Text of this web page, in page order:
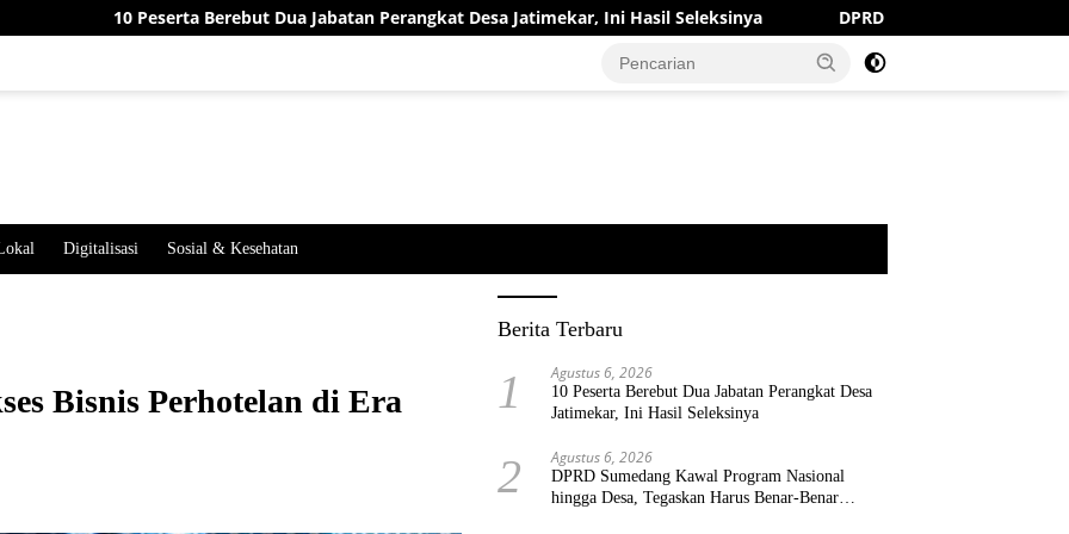
10 Peserta Berebut Dua Jabatan Perangkat Desa Jatimekar, Ini Hasil Seleksinya DPRD Sumedang Kawal Program
Digitalisasi Sosial & Kesehatan
Bisnis Perhotelan di Era
Berita Terbaru
1 Agustus 6, 2026
10 Peserta Berebut Dua Jabatan Perangkat Desa
Jatimekar, Ini Hasil Seleksinya
2 Agustus 6, 2026
DPRD Sumedang Kawal Program Nasional
hingga Desa, Tegaskan Harus Benar-Benar